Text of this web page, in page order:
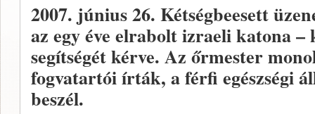
2007. június 26. Kétségbeesett
az egy éve elrabolt izraeli katona –
segítségét kérve. Az őrmester
fogvatartói írták, a férfi egészségi
beszél.